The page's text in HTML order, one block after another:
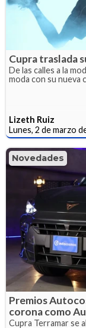
Cupra traslada
De las calles a la
moda con su nueva
Lizeth Ruiz
Lunes, 2 de marzo
Novedades
Premios
corona como
Cupra Terramar se